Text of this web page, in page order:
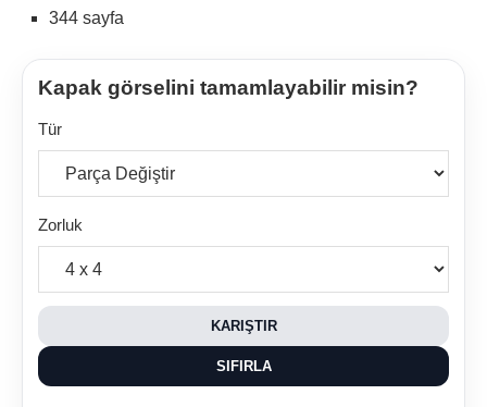
344 sayfa
Kapak görselini tamamlayabilir misin?
Tür
Zorluk
KARIŞTIR
SIFIRLA